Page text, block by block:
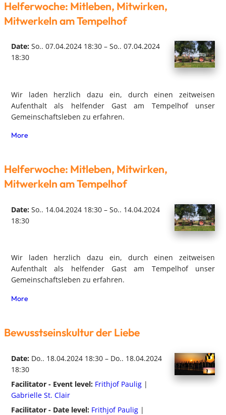
Helferwoche: Mitleben, Mitwirken,
Mitwerkeln am Tempelhof
Date:So.. 07.04.2024 18:30 – So.. 07.04.2024
18:30
Wir laden herzlich dazu ein, durch einen zeitweisen
Aufenthalt als helfender Gast am Tempelhof unser
Gemeinschaftsleben zu erfahren.
More
Helferwoche: Mitleben, Mitwirken,
Mitwerkeln am Tempelhof
Date:So.. 14.04.2024 18:30 – So.. 14.04.2024
18:30
Wir laden herzlich dazu ein, durch einen zeitweisen
Aufenthalt als helfender Gast am Tempelhof unser
Gemeinschaftsleben zu erfahren.
More
Bewusstseinskultur der Liebe
Date: Do.. 18.04.2024 18:30 – Do.. 18.04.2024
18:30
Facilitator - Event level: Frithjof Paulig |
Gabrielle St. Clair
Facilitator - Date level: Frithjof Paulig |